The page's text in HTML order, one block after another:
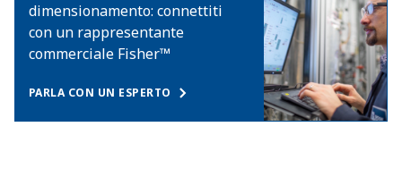
dimensionamento: connettiti
con un rappresentante
commerciale Fisher™
PARLA CON UN ESPERTO